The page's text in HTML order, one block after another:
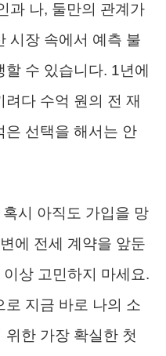
과 나, 둘만의 관계가
시장 속에서 예측 불
수 있습니다. 1년에
려다 수억 원의 전 재
은 선택을 해서는 안
시 아직도 가입을 망
에 전세 계약을 앞둔
상 고민하지 마세요.
로 지금 바로 나의 소
한 가장 확실한 첫